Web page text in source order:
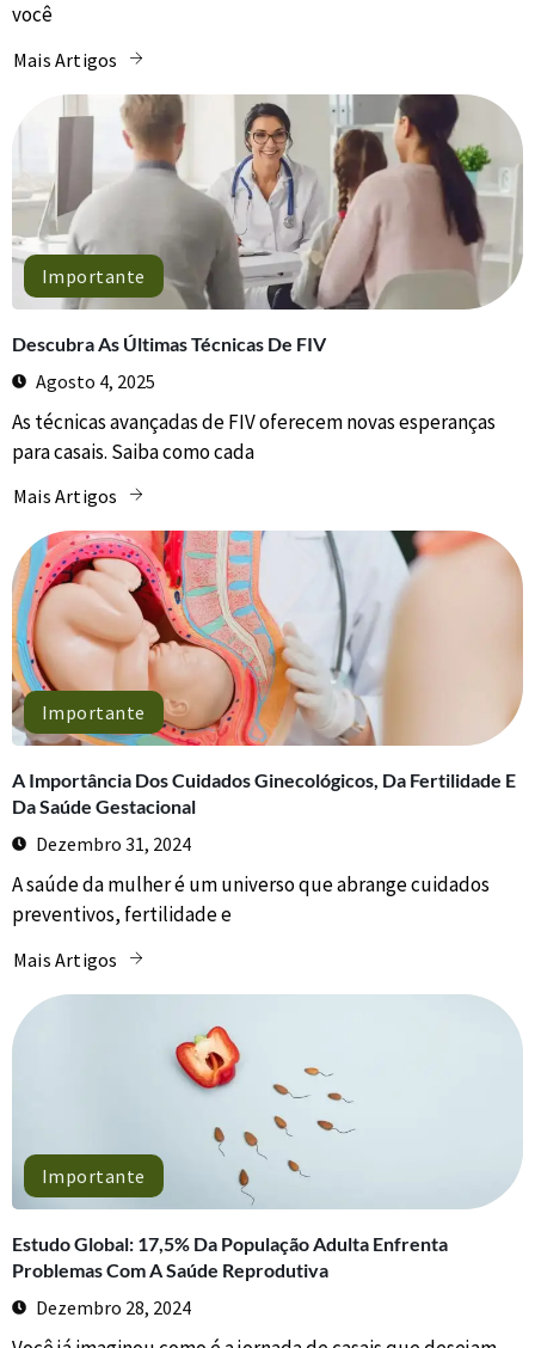
você
Mais Artigos
Importante
Descubra As Últimas Técnicas De FIV
Agosto 4, 2025
As técnicas avançadas de FIV oferecem novas esperanças
para casais. Saiba como cada
Mais Artigos
Importante
A Importância Dos Cuidados Ginecológicos, Da Fertilidade E
Da Saúde Gestacional
Dezembro 31, 2024
A saúde da mulher é um universo que abrange cuidados
preventivos, fertilidade e
Mais Artigos
Importante
Estudo Global: 17,5% Da População Adulta Enfrenta
Problemas Com A Saúde Reprodutiva
Dezembro 28, 2024